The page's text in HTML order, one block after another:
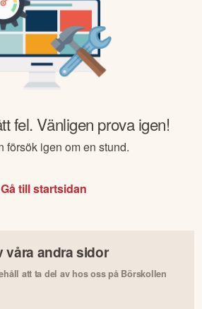
fel. Vänligen prova igen!
försök igen om en stund.
Gå till startsidan
våra andra sidor
att ta del av hos oss på Börskollen